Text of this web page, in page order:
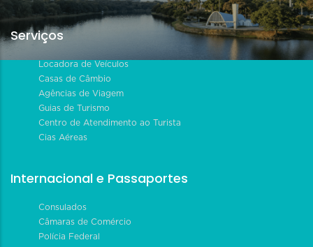
Serviços
Locadora de Veículos
Casas de Câmbio
Agências de Viagem
Guias de Turismo
Centro de Atendimento ao Turista
Cias Aéreas
Internacional e Passaportes
Consulados
Câmaras de Comércio
Polícia Federal